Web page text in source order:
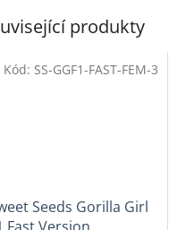
produkty
Seeds Gorilla Girl
Kód: SS-GGF1-FAST-FEM-3